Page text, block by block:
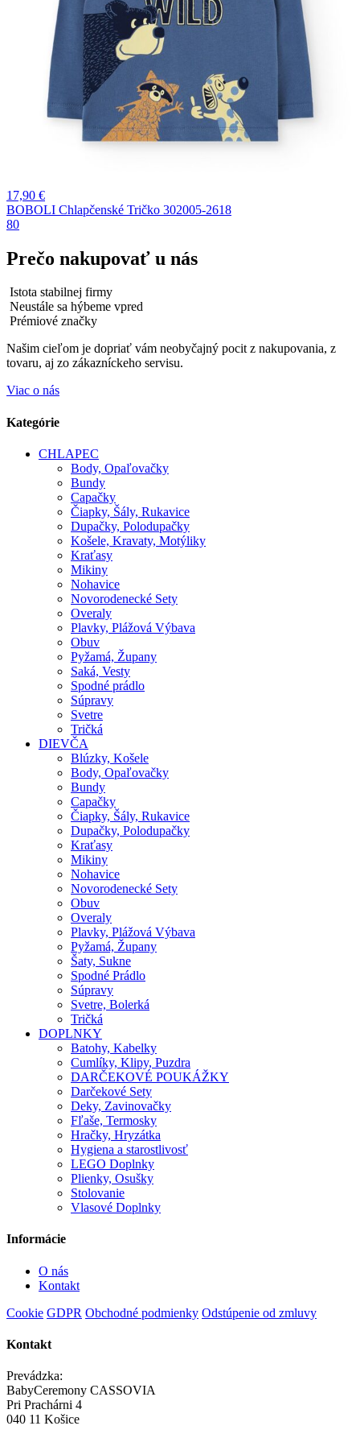
17,90 €
BOBOLI Chlapčenské Tričko 302005-2618
80
Prečo nakupovať u nás
Istota stabilnej firmy
Neustále sa hýbeme vpred
Prémiové značky
Našim cieľom je dopriať vám neobyčajný pocit z nakupovania, z
tovaru, aj zo zákazníckeho servisu.
Viac o nás
Kategórie
CHLAPEC
Body, Opaľovačky
Bundy
Capačky
Čiapky, Šály, Rukavice
Dupačky, Polodupačky
Košele, Kravaty, Motýliky
Kraťasy
Mikiny
Nohavice
Novorodenecké Sety
Overaly
Plavky, Plážová Výbava
Obuv
Pyžamá, Župany
Saká, Vesty
Spodné prádlo
Súpravy
Svetre
Tričká
DIEVČA
Blúzky, Košele
Body, Opaľovačky
Bundy
Capačky
Čiapky, Šály, Rukavice
Dupačky, Polodupačky
Kraťasy
Mikiny
Nohavice
Novorodenecké Sety
Obuv
Overaly
Plavky, Plážová Výbava
Pyžamá, Župany
Šaty, Sukne
Spodné Prádlo
Súpravy
Svetre, Bolerká
Tričká
DOPLNKY
Batohy, Kabelky
Cumlíky, Klipy, Puzdra
DARČEKOVÉ POUKÁŽKY
Darčekové Sety
Deky, Zavinovačky
Fľaše, Termosky
Hračky, Hryzátka
Hygiena a starostlivosť
LEGO Doplnky
Plienky, Osušky
Stolovanie
Vlasové Doplnky
Informácie
O nás
Kontakt
Cookie GDPR Obchodné podmienky Odstúpenie od zmluvy
Kontakt
Prevádzka:
BabyCeremony CASSOVIA
Pri Prachárni 4
040 11 Košice